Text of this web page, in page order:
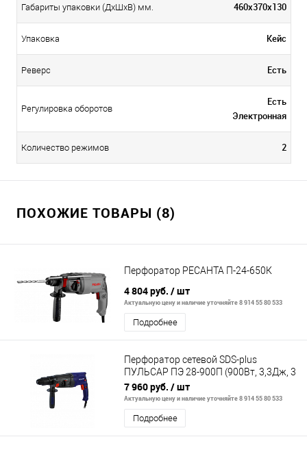
Габариты упаковки (ДхШхВ) мм. 460х370х130
Упаковка Кейс
Реверс Есть
Регулировка оборотов
Есть
Электронная
Количество режимов 2
ПОХОЖИЕ ТОВАРЫ (8)
Перфоратор РЕСАНТА П-24-650К
4 804 руб. / шт
Актуальную цену и наличие уточняйте 8 914 55 80 533
Подробнее
Перфоратор сетевой SDS-plus
ПУЛЬСАР ПЭ 28-900П (900Вт, 3,3Дж, 3
режима, съёмный патрон, 2,9кг)
7 960 руб. / шт
Актуальную цену и наличие уточняйте 8 914 55 80 533
Подробнее